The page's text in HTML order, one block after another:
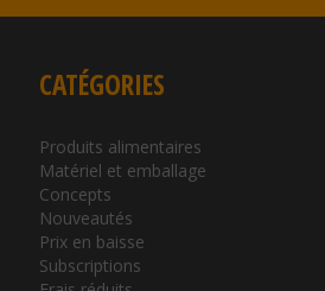
CATÉGORIES
Produits alimentaires
Matériel et emballage
Concepts
Nouveautés
Prix en baisse
Subscriptions